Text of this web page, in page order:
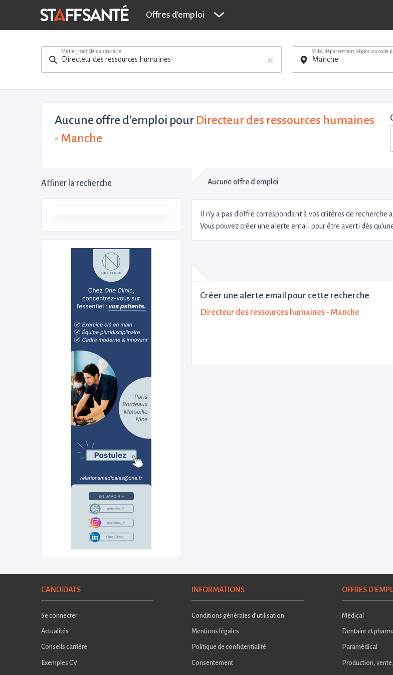
Offres d'emploi
×
Métier, mot clé ou structure Ville, département, région ou code
Aucune offre d'emploi pour Directeur des ressources humaines
- Manche
Affiner la recherche Aucune offre d'emploi
Il n'y a pas d'offre correspondant à vos critères de recherche
Vous pouvez créer une alerte email pour être averti dès
Créer une alerte email pour cette recherche
Directeur des ressources humaines - Manche
CANDIDATS
Se connecter
Actualités
Conseils carrière
Exemples CV
INFORMATIONS
Conditions générales d’utilisation
Mentions légales
Politique de confidentialité
Consentement
OFFRES
Médical
Dentaire et
Paramédical
Production,